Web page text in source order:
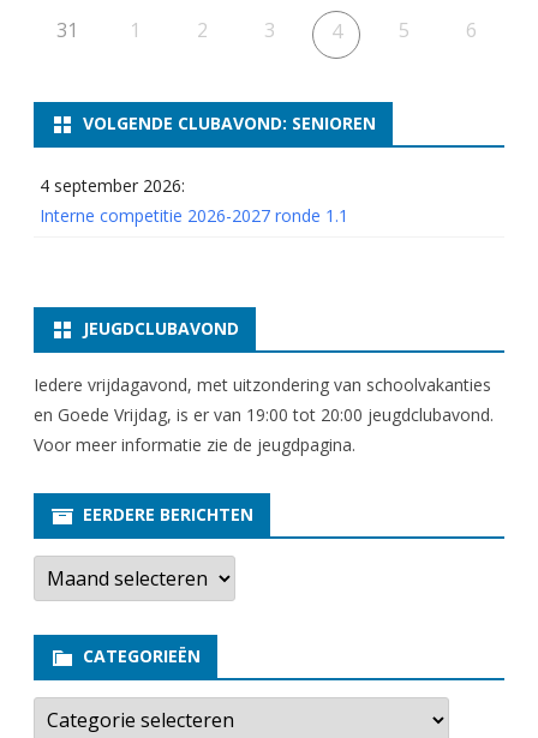
31 1 2 3 4 5 6
VOLGENDE CLUBAVOND: SENIOREN
4 september 2026:
Interne competitie 2026-2027 ronde 1.1
JEUGDCLUBAVOND
Iedere vrijdagavond, met uitzondering van schoolvakanties
en Goede Vrijdag, is er van 19:00 tot 20:00 jeugdclubavond.
Voor meer informatie zie de jeugdpagina.
EERDERE BERICHTEN
E
r
e
e
b
CATEGORIEËN
C